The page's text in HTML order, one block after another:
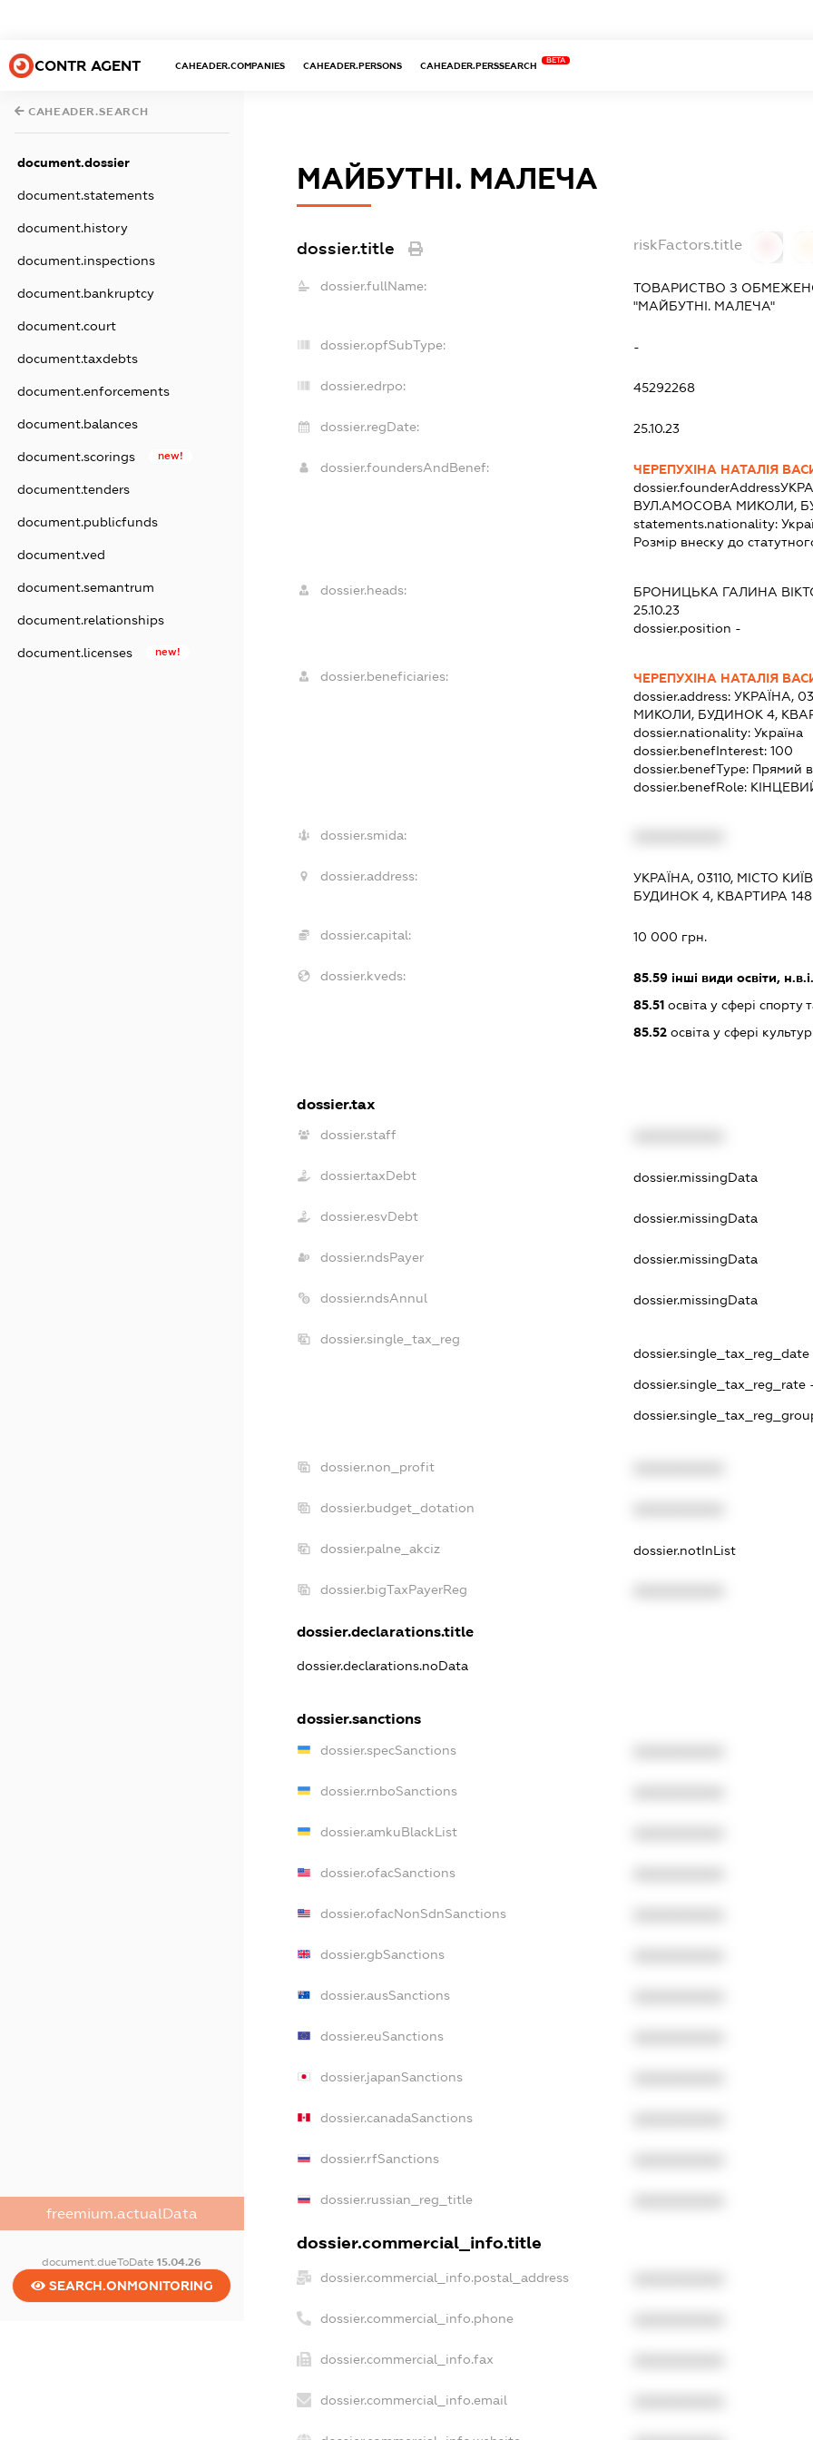
CONTR AGENT CAHEADER.COMPANIES CAHEADER.PERSONS CAHEADER.PERSSEARCH
BETA
CAHEADER.SEARCH
document.dossier
document.statements
document.history
document.inspections
document.bankruptcy
document.court
document.taxdebts
document.enforcements
document.balances
document.scorings new!
document.tenders
document.publicfunds
document.ved
document.semantrum
document.relationships
document.licenses new!
freemium.actualData
document.dueToDate15.04.26
SEARCH.ONMONITORING
МАЙБУТНІ. МАЛЕЧА
dossier.title riskFactors.title
dossier.fullName:
ТОВАРИСТВО З
"МАЙБУТНІ. МАЛЕЧА"
dossier.opfSubType: -
dossier.edrpo: 45292268
dossier.regDate: 25.10.23
dossier.foundersAndBenef:
ЧЕРЕПУХІНА НАТАЛІЯ
dossier.founderAddress
ВУЛ.АМОСОВА МИКОЛИ,
statements.nationality:
Розмір внеску до
dossier.heads: БРОНИЦЬКА ГАЛИНА
25.10.23
dossier.position -
dossier.beneficiaries:
ЧЕРЕПУХІНА НАТАЛІЯ
dossier.address: УКРАЇНА,
МИКОЛИ, БУДИНОК 4,
dossier.nationality: Україна
dossier.benefInterest: 100
dossier.benefType: Прямий
dossier.benefRole:
dossier.smida:
dossier.address:
УКРАЇНА, 03110, МІСТО
БУДИНОК 4, КВАРТИРА 148
dossier.capital: 10 000 грн.
dossier.kveds: 85.59інші види освіти,
85.51освіта у сфері спорту
85.52освіта у сфері
dossier.tax
dossier.staff
dossier.taxDebt dossier.missingData
dossier.esvDebt dossier.missingData
dossier.ndsPayer dossier.missingData
dossier.ndsAnnul dossier.missingData
dossier.single_tax_reg
dossier.single_tax_reg_date
dossier.single_tax_reg_rate
dossier.non_profit
dossier.budget_dotation
dossier.palne_akciz dossier.notInList
dossier.bigTaxPayerReg
dossier.declarations.title
dossier.declarations.noData
dossier.sanctions
dossier.specSanctions
dossier.rnboSanctions
dossier.amkuBlackList
dossier.ofacSanctions
dossier.ofacNonSdnSanctions
dossier.gbSanctions
dossier.ausSanctions
dossier.euSanctions
dossier.japanSanctions
dossier.canadaSanctions
dossier.rfSanctions
dossier.russian_reg_title
dossier.commercial_info.title
dossier.commercial_info.postal_address
dossier.commercial_info.phone
dossier.commercial_info.fax
dossier.commercial_info.email